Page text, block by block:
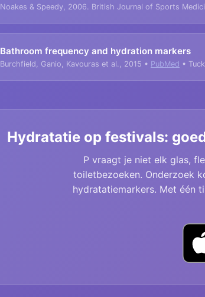
Noakes & Speedy, 2006. British Journal of Sports
Bathroom frequency and hydration markers
Burchfield, Ganio, Kavouras et al., 2015 • PubMed •
Hydratatie op festivals:
P vraagt je niet elk glas,
toiletbezoeken. Onderzoek
hydratatiemarkers. Met één